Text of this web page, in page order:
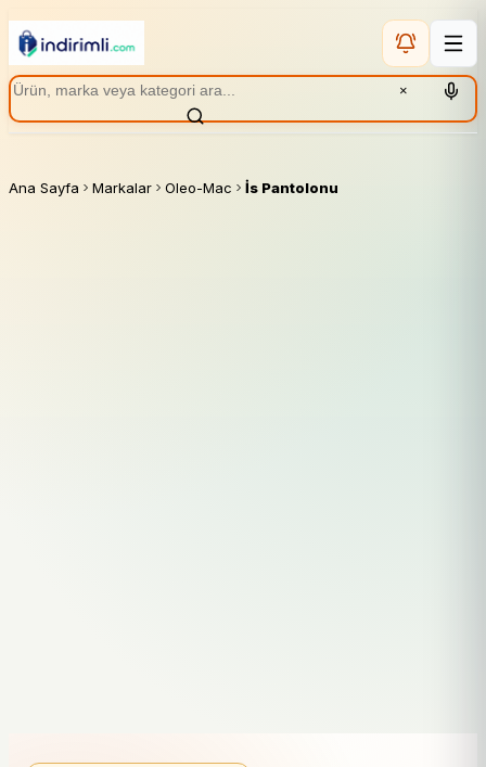
×
Ana Sayfa Markalar Oleo-Mac İs Pantolonu